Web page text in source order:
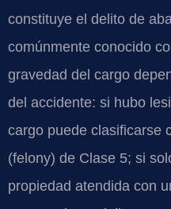
constituye el delito de
comúnmente conocido
gravedad del cargo
del accidente: si hubo
cargo puede clasificarse
(felony) de Clase 5; si
propiedad atendida con